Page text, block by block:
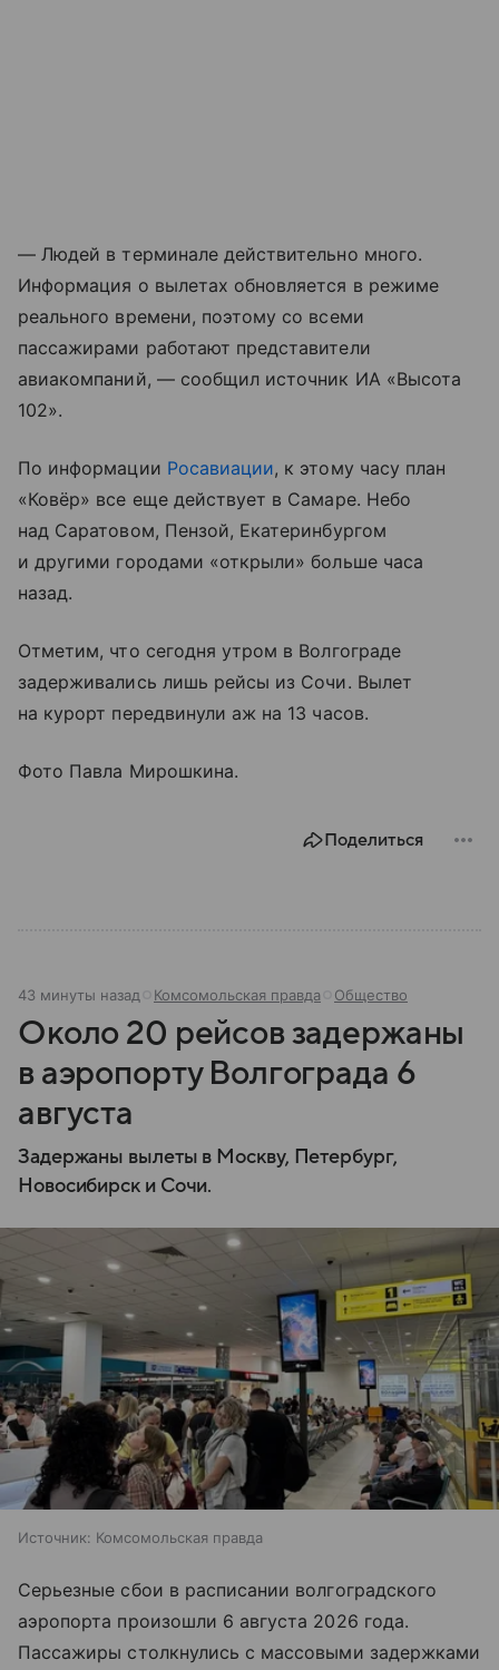
— Людей в терминале действительно много.
Информация о вылетах обновляется в режиме
реального времени, поэтому со всеми
пассажирами работают представители
авиакомпаний, — сообщил источник ИА «Высота
102».
По информации Росавиации, к этому часу план
«Ковёр» все еще действует в Самаре. Небо
над Саратовом, Пензой, Екатеринбургом
и другими городами «открыли» больше часа
назад.
Отметим, что сегодня утром в Волгограде
задерживались лишь рейсы из Сочи. Вылет
на курорт передвинули аж на 13 часов.
Фото Павла Мирошкина.
Поделиться
43 минуты назад Комсомольская правда Общество
Около 20 рейсов задержаны
в аэропорту Волгограда 6
августа
Задержаны вылеты в Москву, Петербург,
Новосибирск и Сочи.
Источник: Комсомольская правда
Серьезные сбои в расписании волгоградского
аэропорта произошли 6 августа 2026 года.
Пассажиры столкнулись с массовыми задержками